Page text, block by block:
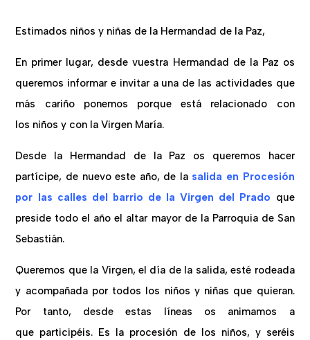
Estimados niños y niñas de la Hermandad de la Paz,
En primer lugar, desde vuestra Hermandad de la Paz os
queremos informar e invitar a una de las actividades que
más cariño ponemos porque está relacionado con
los niños y con la Virgen María.
Desde la Hermandad de la Paz os queremos hacer
partícipe, de nuevo este año, de la salida en Procesión
por las calles del barrio de la Virgen del Prado que
preside todo el año el altar mayor de la Parroquia de San
Sebastián.
Queremos que la Virgen, el día de la salida, esté rodeada
y acompañada por todos los niños y niñas que quieran.
Por tanto, desde estas líneas os animamos a
que participéis. Es la procesión de los niños, y seréis